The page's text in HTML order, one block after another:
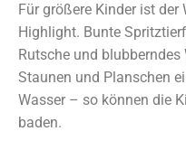
Für größere Kinder ist
Highlight. Bunte
Rutsche und
Staunen und Planschen
Wasser – so können die
baden.